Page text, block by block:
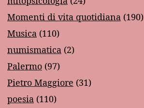
Momenti di vita quotidiana (190)
Musica (110)
numismatica (2)
Palermo (97)
Pietro Maggiore (31)
poesia (110)